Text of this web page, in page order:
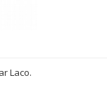
Laco.